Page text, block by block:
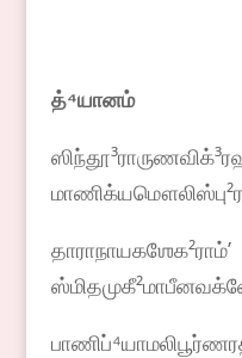
த்⁴யானம்
தாராநாயகஶேக²ராம்ʼ